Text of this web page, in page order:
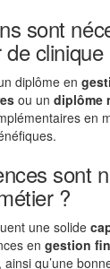
sont
clinique
diplôme en
ou un diplôme
en
sont
?
une solide
en gestion
qu’une